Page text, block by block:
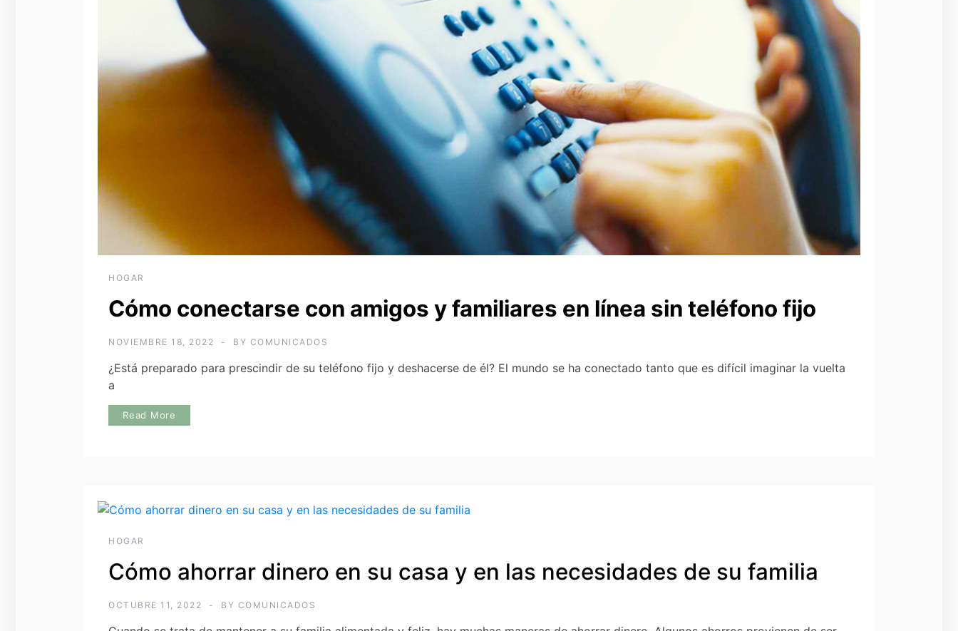
HOGAR
Cómo conectarse con amigos y familiares en línea sin teléfono fijo
NOVIEMBRE 18, 2022 BY COMUNICADOS
¿Está preparado para prescindir de su teléfono fijo y deshacerse de él? El mundo se ha conectado tanto que es difícil imaginar la vuelta
a
Read More
HOGAR
Cómo ahorrar dinero en su casa y en las necesidades de su familia
OCTUBRE 11, 2022 BY COMUNICADOS